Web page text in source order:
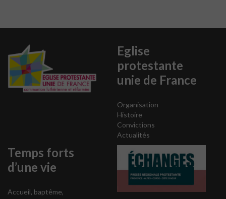
Eglise
protestante
unie de France
Organisation
Histoire
Convictions
Actualités
Temps forts
d’une vie
Accueil, baptême,